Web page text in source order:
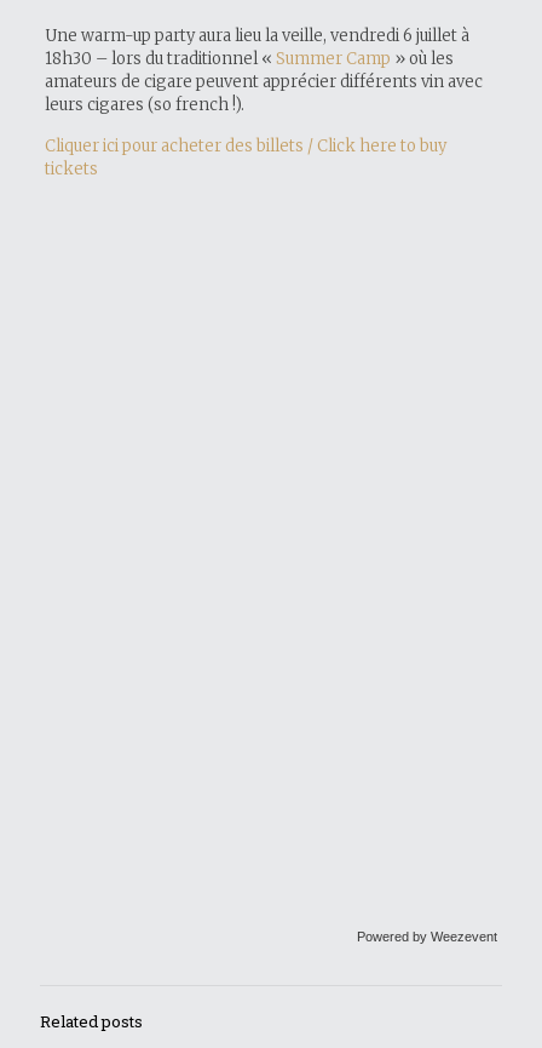
Une warm-up party aura lieu la veille, vendredi 6 juillet à
18h30 – lors du traditionnel « Summer Camp » où les
amateurs de cigare peuvent apprécier différents vin avec
leurs cigares (so french !).
Cliquer ici pour acheter des billets / Click here to buy
tickets
Powered by Weezevent
Related posts